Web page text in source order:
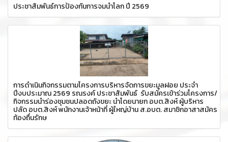
ประชาสัมพันธ์การป้องกันการจมน้ำโลก ปี 2569
การดำเนินกิจกรรมตามโครงการบริหารจัดการขยะมูลฝอย ประจำ
ปีงบประมาณ 2569 รณรงค์ ประชาสัมพันธ์ รับสมัครเข้าร่วมโครงการ/
กิจกรรมนำร่องชุมชนปลอดถังขยะ นำโดยนายก อบต.สิงห์ ผู้บริหาร
ปลัด อบต.สิงห์ พนักงานเจ้าหน้าที่ ผู้ใหญ่บ้าน ส.อบต. สมาชิกอาสาสมัคร
ท้องถื่นรักษ